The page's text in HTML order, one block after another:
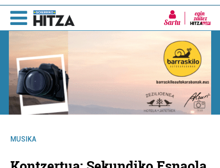
Sartu
MUSIKA